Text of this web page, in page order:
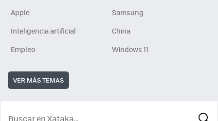
Apple
Samsung
Inteligencia artificial
China
Empleo
Windows 11
VER MÁS TEMAS